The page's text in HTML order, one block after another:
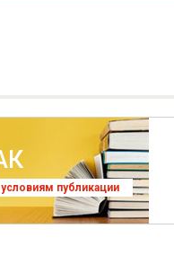
публикации